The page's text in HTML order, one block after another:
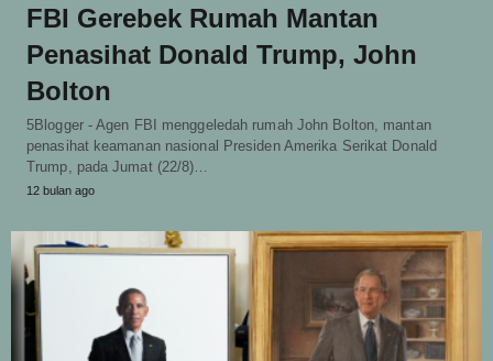
FBI Gerebek Rumah Mantan
Penasihat Donald Trump, John
Bolton
5Blogger - Agen FBI menggeledah rumah John Bolton, mantan
penasihat keamanan nasional Presiden Amerika Serikat Donald
Trump, pada Jumat (22/8)…
12 bulan ago